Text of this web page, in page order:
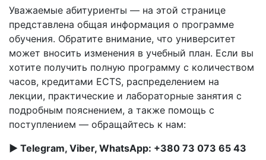
Уважаемые абитуриенты — на этой странице
представлена общая информация о программе
обучения. Обратите внимание, что университет
может вносить изменения в учебный план. Если вы
хотите получить полную программу с количеством
часов, кредитами ECTS, распределением на
лекции, практические и лабораторные занятия с
подробным пояснением, а также помощь с
поступлением — обращайтесь к нам:
► Telegram, Viber, WhatsApp: +380 73 073 65 43